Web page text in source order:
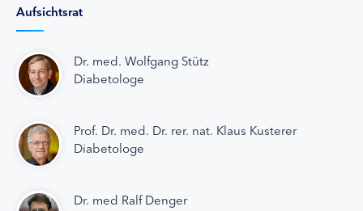
Aufsichtsrat
Dr. med. Wolfgang Stütz
Diabetologe
Prof. Dr. med. Dr. rer. nat. Klaus Kusterer
Diabetologe
Dr. med Ralf Denger